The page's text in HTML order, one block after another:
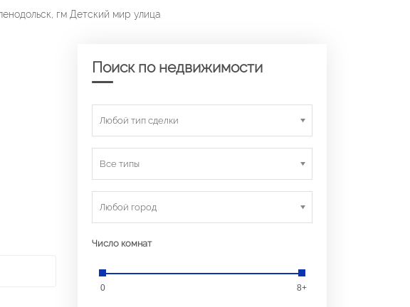
гм Детский мир улица
Поиск по недвижимости
Любой тип сделки
Все типы
Любой город
Число комнат
0 8+